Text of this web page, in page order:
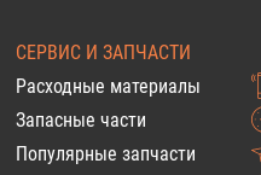
СЕРВИС И ЗАПЧАСТИ
Расходные материалы
Запасные части
Популярные запчасти